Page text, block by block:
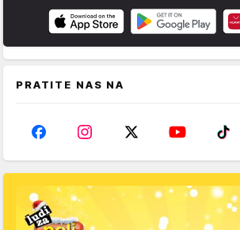
PRATITE NAS NA